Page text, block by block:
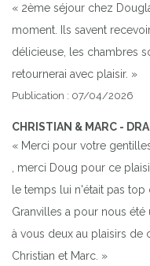
« 2ème séjour chez
moment. Ils savent
délicieuse, les chambres
retournerai avec plaisir. »
Publication : 07/04/2026
CHRISTIAN & MARC -
« Merci pour votre
, merci Doug pour ce
le temps lui n'était pas
Granvilles a pour nous
à vous deux au plaisirs de
Christian et Marc. »